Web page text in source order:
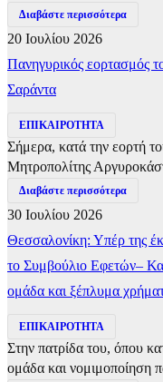
Διαβάστε περισσότερα
20 Ιουλίου 2026
Πανηγυρικός εορτασμός
Σαράντα
ΕΠΙΚΑΙΡΟΤΗΤΑ
Σήμερα, κατά την εορτή
Μητροπολίτης
Διαβάστε περισσότερα
30 Ιουλίου 2026
Θεσσαλονίκη: Υπέρ της
το Συμβούλιο Εφετών–
ομάδα και ξέπλυμα
ΕΠΙΚΑΙΡΟΤΗΤΑ
Στην πατρίδα του, όπου
ομάδα και νομιμοποίηση